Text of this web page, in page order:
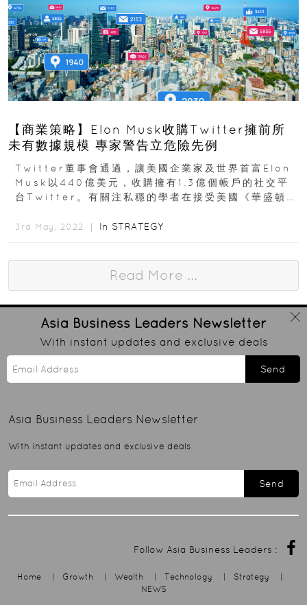
【商業策略】Elon Musk收購Twitter擁前所
未有數據規模 專家警告立危險先例
Twitter董事會通過，讓美國企業家及世界首富Elon
Musk以440億美元，收購擁有1.3億個帳戶的社交平
台Twitter。有關注私穩的學者在接受美國《華盛頓郵
3rd May, 2022 ｜ In STRATEGY
Read More ...
Asia Business Leaders Newsletter
With instant updates and exclusive deals
Send
Asia Business Leaders Newsletter
With instant updates and exclusive deals
Send
Follow Asia Business Leaders :
Home | Growth | Wealth | Technology | Strategy
|
NEWS